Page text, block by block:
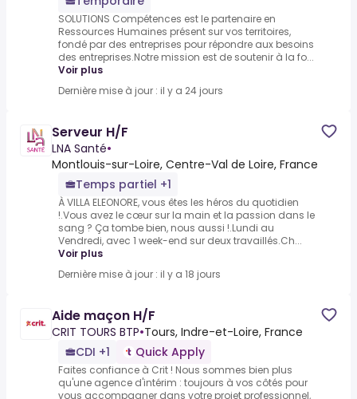
SOLUTIONS Compétences est le partenaire en
Ressources Humaines présent sur vos territoires,
fondé par des entreprises pour répondre aux besoins
des entreprises.Notre mission est de soutenir à la fo...
Voir plus
Dernière mise à jour : il y a 24 jours
Serveur H/F
LNA Santé•
Montlouis-sur-Loire, Centre-Val de Loire, France
Temps partiel +1
À VILLA ELEONORE, vous êtes les héros du quotidien
!.Vous avez le cœur sur la main et la passion dans le
sang ? Ça tombe bien, nous aussi !.Lundi au
Vendredi, avec 1 week-end sur deux travaillés.Ch...
Voir plus
Dernière mise à jour : il y a 18 jours
Aide maçon H/F
CRIT TOURS BTP•Tours, Indre-et-Loire, France
CDI +1
Quick Apply
Faites confiance à Crit ! Nous sommes bien plus
qu'une agence d'intérim : toujours à vos côtés pour
vous accompagner dans votre projet professionnel,